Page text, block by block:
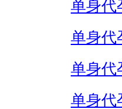
单身代
单身代
单身代
单身代